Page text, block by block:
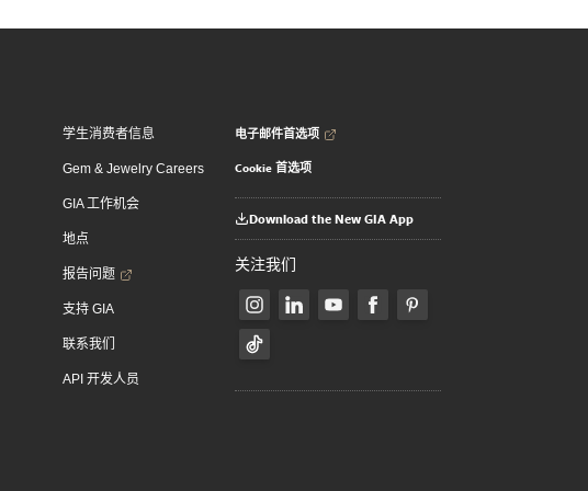
学生消费者信息
Gem & Jewelry Careers
GIA 工作机会
地点
报告问题
支持 GIA
联系我们
API 开发人员
电子邮件首选项
Cookie 首选项
Download the New GIA App
关注我们